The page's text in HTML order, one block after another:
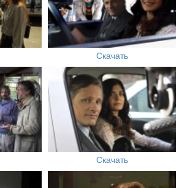
Скачать
Скачать